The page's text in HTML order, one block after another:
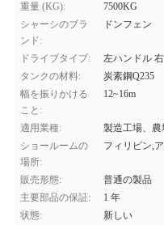
重量 (KG):
7500KG
シャーシのブラ
ンド:
ドンフェン
ドライブタイプ:
左ハンドル
タンクの材料:
炭素鋼Q235
幅を振りかける
こと:
12~16m
適用業種:
製造工場、
ショールームの
場所:
フィリピン,
販売形態:
普通の製品
主要部品の保証:
1 年
状態:
新しい